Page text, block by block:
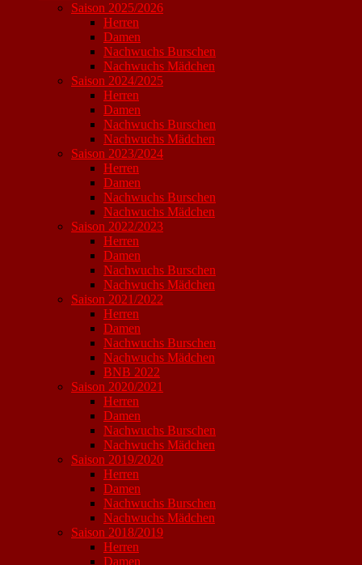
Saison 2025/2026
Herren
Damen
Nachwuchs Burschen
Nachwuchs Mädchen
Saison 2024/2025
Herren
Damen
Nachwuchs Burschen
Nachwuchs Mädchen
Saison 2023/2024
Herren
Damen
Nachwuchs Burschen
Nachwuchs Mädchen
Saison 2022/2023
Herren
Damen
Nachwuchs Burschen
Nachwuchs Mädchen
Saison 2021/2022
Herren
Damen
Nachwuchs Burschen
Nachwuchs Mädchen
BNB 2022
Saison 2020/2021
Herren
Damen
Nachwuchs Burschen
Nachwuchs Mädchen
Saison 2019/2020
Herren
Damen
Nachwuchs Burschen
Nachwuchs Mädchen
Saison 2018/2019
Herren
Damen